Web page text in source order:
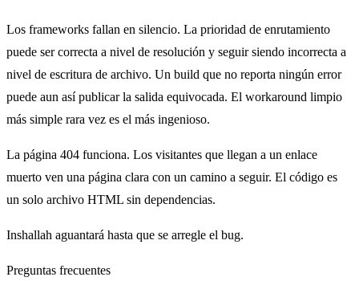
Los frameworks fallan en silencio. La prioridad de enrutamiento
puede ser correcta a nivel de resolución y seguir siendo incorrecta a
nivel de escritura de archivo. Un build que no reporta ningún error
puede aun así publicar la salida equivocada. El workaround limpio
más simple rara vez es el más ingenioso.
La página 404 funciona. Los visitantes que llegan a un enlace
muerto ven una página clara con un camino a seguir. El código es
un solo archivo HTML sin dependencias.
Inshallah aguantará hasta que se arregle el bug.
Preguntas frecuentes